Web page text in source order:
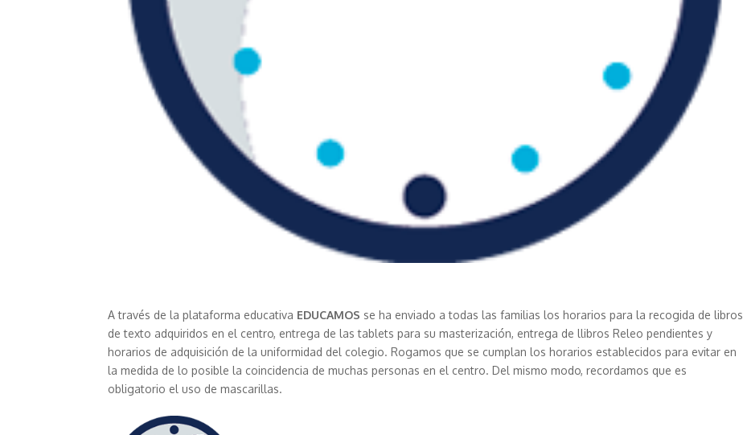
A través de la plataforma educativa EDUCAMOS se ha enviado a todas las familias los horarios para la recogida de libros
de texto adquiridos en el centro, entrega de las tablets para su masterización, entrega de llibros Releo pendientes y
horarios de adquisición de la uniformidad del colegio. Rogamos que se cumplan los horarios establecidos para evitar en
la medida de lo posible la coincidencia de muchas personas en el centro. Del mismo modo, recordamos que es
obligatorio el uso de mascarillas.